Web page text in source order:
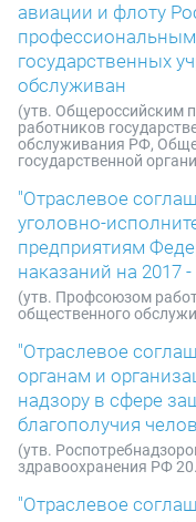
авиации и флоту
государственных
обслуживан
(утв. Общероссийским
работников
обслуживания РФ,
государственной
"Отраслевое
уголовно-
предприятиям
наказаний на 2017
(утв. Профсоюзом
общественного
"Отраслевое
органам и
надзору в сфере
благополучия
(утв.
здравоохранения РФ
"Отраслевое